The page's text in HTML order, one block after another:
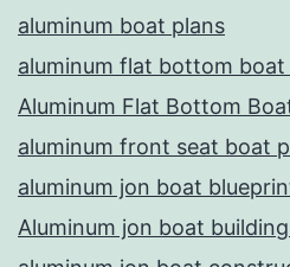
aluminum boat plans
aluminum flat bottom boat
Aluminum Flat Bottom
aluminum front seat boat
aluminum jon boat
Aluminum jon boat